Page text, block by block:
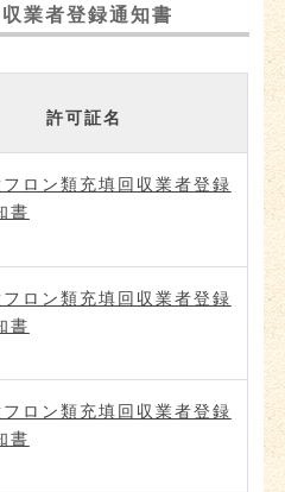
業者登録通知書
許可証名
ロン類充填回収業者登録
書
ロン類充填回収業者登録
書
ロン類充填回収業者登録
書